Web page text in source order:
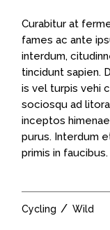
Curabitur at
fames ac ante
interdum,
tincidunt sapien.
is vel turpis vehi
sociosqu ad
inceptos
purus. Interdum
primis in faucibus.
Cycling Wild